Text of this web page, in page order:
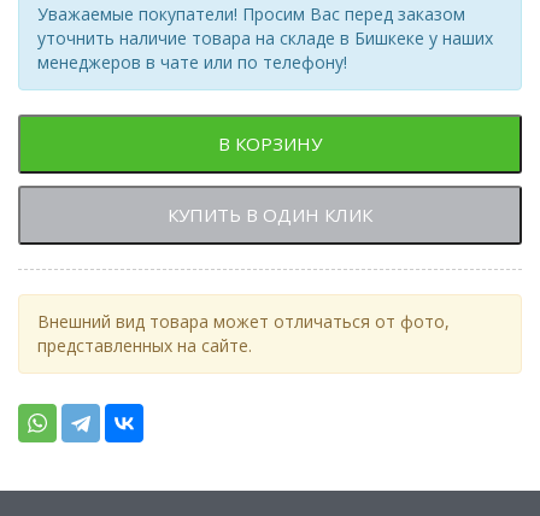
Уважаемые покупатели! Просим Вас перед заказом
уточнить наличие товара на складе в Бишкеке у наших
менеджеров в чате или по телефону!
В КОРЗИНУ
КУПИТЬ В ОДИН КЛИК
Внешний вид товара может отличаться от фото,
представленных на сайте.